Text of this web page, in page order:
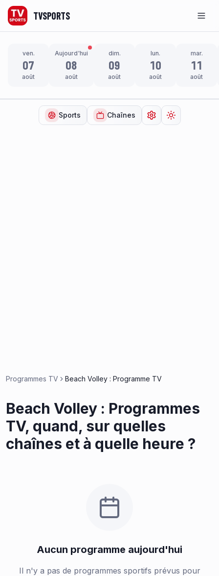
TVSPORTS
ven.
07
août
Aujourd'hui
08
août
dim.
09
août
lun.
10
août
mar.
11
août
Sports Chaînes Ouvrir lesChanger de
Programmes TV Beach Volley : Programme TV
Beach Volley : Programmes
TV, quand, sur quelles
chaînes et à quelle heure ?
Aucun programme aujourd'hui
Il n'y a pas de programmes sportifs prévus pour